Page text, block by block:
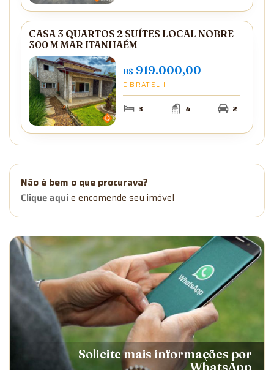
CASA 3 QUARTOS 2 SUÍTES LOCAL NOBRE
300 M MAR ITANHAÉM
R$ 919.000,00
CIBRATEL I
3 4 2
Não é bem o que procurava?
Clique aquie encomende seu imóvel
Solicite mais informações por